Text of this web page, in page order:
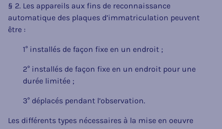
§ 2. Les appareils aux fins de reconnaissance
automatique des plaques d’immatriculation peuvent
être :
1° installés de façon fixe en un endroit ;
2° installés de façon fixe en un endroit pour une
durée limitée ;
3° déplacés pendant l’observation.
Les différents types nécessaires à la mise en oeuvre